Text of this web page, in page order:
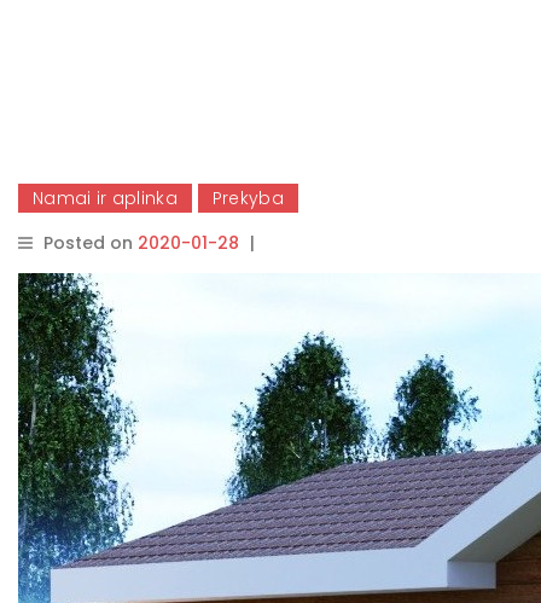
Namai ir aplinka
Prekyba
Posted on 2020-01-28 |